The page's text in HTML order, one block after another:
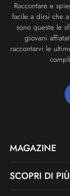
Raccontare e
facile a dirsi che
sono queste le
giovani
raccontarvi le
MAGAZINE
SCOPRI DI PIÙ